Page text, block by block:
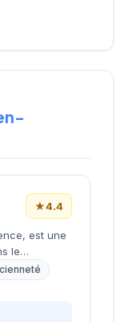
★4.4
est une
le
secteur du
en
avec